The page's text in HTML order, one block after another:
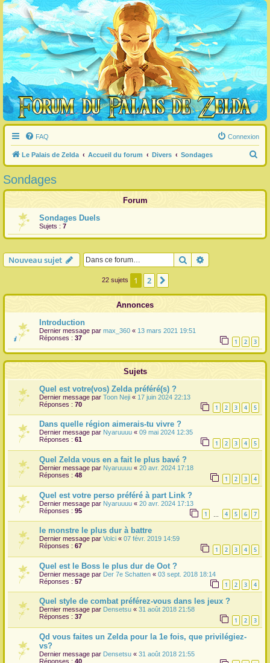
FAQ Connexion
Le Palais de Zelda Accueil du forum Divers Sondages
e
c
Sondages
Forum
Sondages Duels
Sujets : 7
Nouveau sujet Rechercher
22 sujets 1 2
Annonces
Introduction
Dernier message par max_360 « 13 mars 2021 19:51
Réponses : 37 1 2 3
Sujets
Quel est votre(vos) Zelda préféré(s) ?
Dernier message par Toon Neji « 17 juin 2024 22:13
Réponses : 70 1 2 3 4 5
Dans quelle région aimerais-tu vivre ?
Dernier message par Nyaruuuu « 09 mai 2024 12:35
Réponses : 61 1 2 3 4 5
Quel Zelda vous en a fait le plus bavé ?
Dernier message par Nyaruuuu « 20 avr. 2024 17:18
Réponses : 48 1 2 3 4
Quel est votre perso préféré à part Link ?
Dernier message par Nyaruuuu « 20 avr. 2024 17:13
Réponses : 95 1 4 5 6 7
le monstre le plus dur à battre
Dernier message par Volci « 07 févr. 2019 14:59
Réponses : 67 1 2 3 4 5
Quel est le Boss le plus dur de Oot ?
Dernier message par Der 7e Schatten « 03 sept. 2018 18:14
Réponses : 57 1 2 3 4
Quel style de combat préférez-vous dans les jeux ?
Dernier message par Densetsu « 31 août 2018 21:58
Réponses : 37 1 2 3
Qd vous faites un Zelda pour la 1e fois, que privilégiez-
vs?
Dernier message par Densetsu « 31 août 2018 21:55
Réponses : 40